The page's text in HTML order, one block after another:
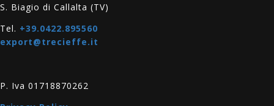
S. Biagio di Callalta (TV)
Tel. +39.0422.895560
export@trecieffe.it
P. Iva 01718870262